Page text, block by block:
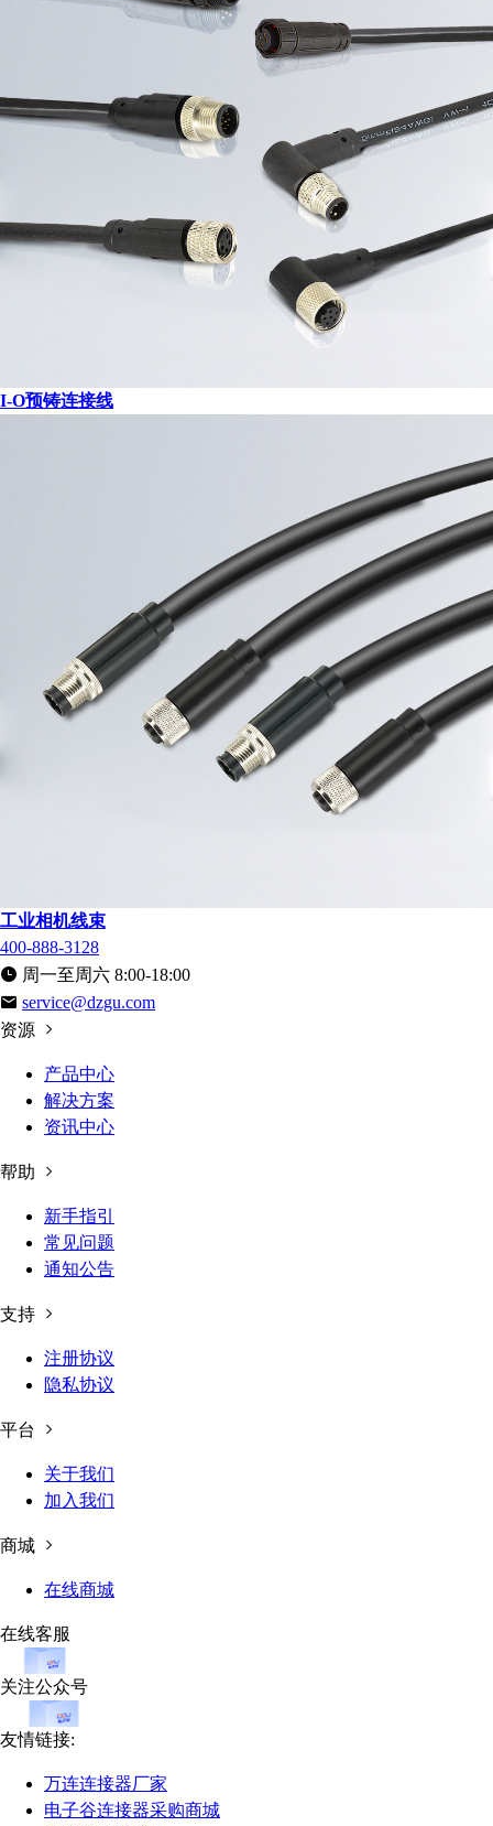
I-O预铸连接线
工业相机线束
400-888-3128
周一至周六 8:00-18:00
service@dzgu.com
资源
产品中心
解决方案
资讯中心
帮助
新手指引
常见问题
通知公告
支持
注册协议
隐私协议
平台
关于我们
加入我们
商城
在线商城
在线客服
关注公众号
友情链接:
万连连接器厂家
电子谷连接器采购商城